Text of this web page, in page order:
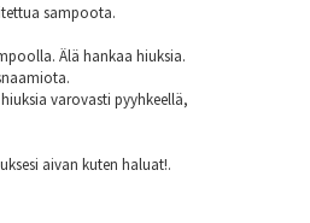
sampoota.
Älä hankaa hiuksia.
varovasti pyyhkeellä,
aivan kuten haluat!.